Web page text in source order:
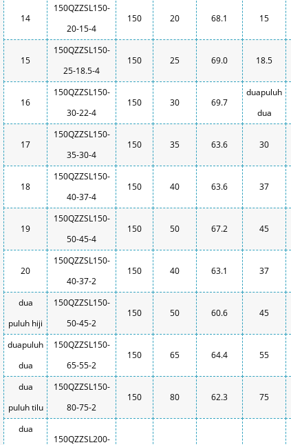
14
150QZZSL150-
20-15-4
150 20 68.1 15
15
150QZZSL150-
25-18.5-4
150 25 69.0 18.5
16
150QZZSL150-
30-22-4
150 30 69.7
duapuluh
dua
17
150QZZSL150-
35-30-4
150 35 63.6 30
18
150QZZSL150-
40-37-4
150 40 63.6 37
19
150QZZSL150-
50-45-4
150 50 67.2 45
20
150QZZSL150-
40-37-2
150 40 63.1 37
dua
puluh hiji
150QZZSL150-
50-45-2
150 50 60.6 45
duapuluh
dua
150QZZSL150-
65-55-2
150 65 64.4 55
dua
puluh tilu
150QZZSL150-
80-75-2
150 80 62.3 75
dua
150QZZSL200-